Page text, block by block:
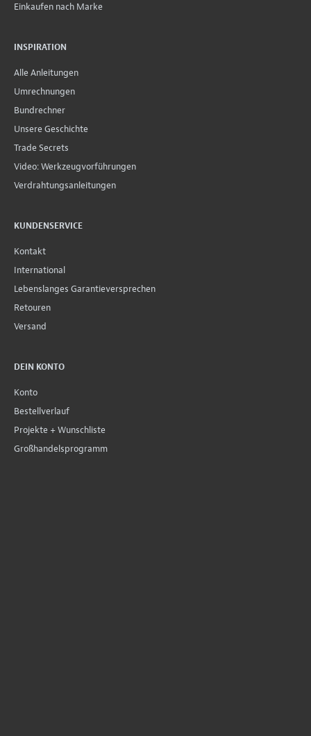
Einkaufen nach Marke
INSPIRATION
Alle Anleitungen
Umrechnungen
Bundrechner
Unsere Geschichte
Trade Secrets
Video: Werkzeugvorführungen
Verdrahtungsanleitungen
KUNDENSERVICE
Kontakt
International
Lebenslanges Garantieversprechen
Retouren
Versand
DEIN KONTO
Konto
Bestellverlauf
Projekte + Wunschliste
Großhandelsprogramm